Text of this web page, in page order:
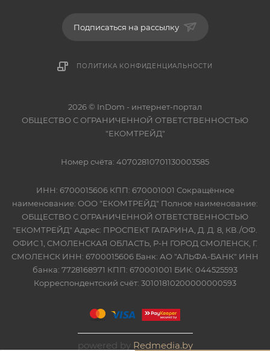
Подписаться на рассылку
ПОЛИТИКА КОНФИДЕНЦИАЛЬНОСТИ
2026 © InDom - интернет-портал
ОБЩЕСТВО С ОГРАНИЧЕННОЙ ОТВЕТСТВЕННОСТЬЮ
"ЕКОМТРЕЙД"
Номер счёта: 40702810701130003585
ИНН: 6700015606 КПП: 670001001 Сокращённое
наименование: ООО "ЕКОМТРЕЙД" Полное наименование:
ОБЩЕСТВО С ОГРАНИЧЕННОЙ ОТВЕТСТВЕННОСТЬЮ
"ЕКОМТРЕЙД" Адрес: ПРОСПЕКТ ГАГАРИНА, Д. Д. 8, КВ./ОФ.
ОФИС 1, СМОЛЕНСКАЯ ОБЛАСТЬ, Р-Н ГОРОД СМОЛЕНСК, Г.
СМОЛЕНСК ИНН: 6700015606 Банк: АО "АЛЬФА-БАНК" ИНН
банка: 7728168971 КПП: 670001001 БИК: 044525593
Корреспондентский счёт: 30101810200000000593
powered by Redmedia.by